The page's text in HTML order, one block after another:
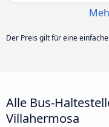
Der Preis gilt für eine
Alle Bus-
Villahermosa